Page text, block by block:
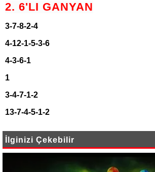
2. 6'LI GANYAN
3-7-8-2-4
4-12-1-5-3-6
4-3-6-1
1
3-4-7-1-2
13-7-4-5-1-2
İlginizi Çekebilir